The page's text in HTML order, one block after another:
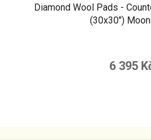
Diamond Wool Pads -
(30x30")
6 395